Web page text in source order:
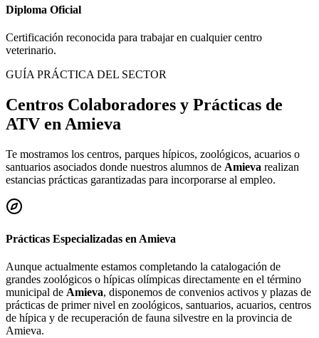
Diploma Oficial
Certificación reconocida para trabajar en cualquier centro
veterinario.
GUÍA PRÁCTICA DEL SECTOR
Centros Colaboradores y Prácticas de
ATV en Amieva
Te mostramos los centros, parques hípicos, zoológicos, acuarios o
santuarios asociados donde nuestros alumnos de Amieva realizan
estancias prácticas garantizadas para incorporarse al empleo.
Prácticas Especializadas en Amieva
Aunque actualmente estamos completando la catalogación de
grandes zoológicos o hípicas olímpicas directamente en el término
municipal de Amieva, disponemos de convenios activos y plazas de
prácticas de primer nivel en zoológicos, santuarios, acuarios, centros
de hípica y de recuperación de fauna silvestre en la provincia de
Amieva.